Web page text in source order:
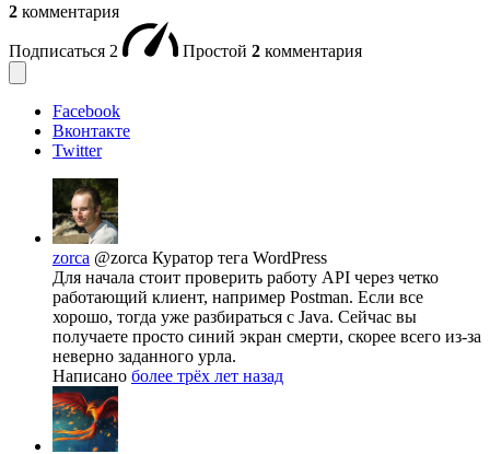
2 комментария
Подписаться 2 Простой 2 комментария
Facebook
Вконтакте
Twitter
zorca @zorca Куратор тега WordPress
Для начала стоит проверить работу API через четко
работающий клиент, например Postman. Если все
хорошо, тогда уже разбираться с Java. Сейчас вы
получаете просто синий экран смерти, скорее всего из-за
неверно заданного урла.
Написано более трёх лет назад